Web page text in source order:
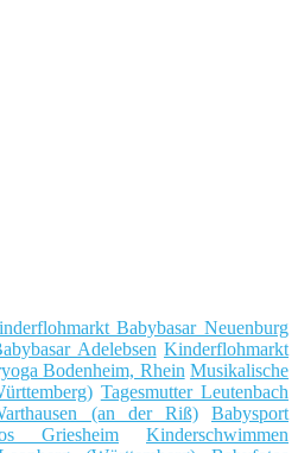
Babybasar Neuenburg
Adelebsen Kinderflohmarkt
Bodenheim, Rhein Musikalische
Tagesmutter Leutenbach
(an der Riß)
Babysport
Griesheim
Kinderschwimmen